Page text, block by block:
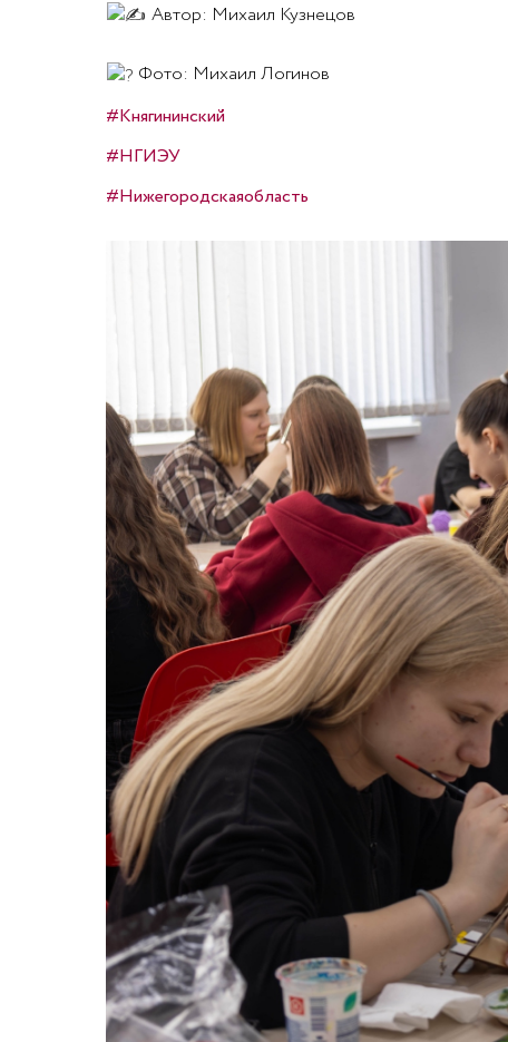
Автор: Михаил Кузнецов
Фото: Михаил Логинов
#Княгининский
#НГИЭУ
#Нижегородскаяобласть